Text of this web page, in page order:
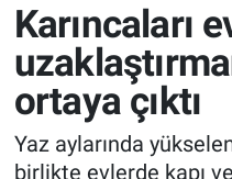
Karıncaları
ortaya çıktı
Yaz aylarında
birlikte evlerde kapı
Eğitim
Ekonomi
Genel
Son Dakika
Haber Arşivi